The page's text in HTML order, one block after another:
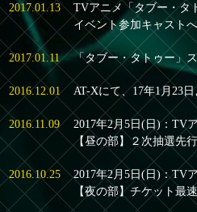
2017.01.13
TVアニメ「タブー・タ
イベント参加キャスト
2017.01.11 「タブー・タトゥー」
2016.12.01 AT-Xにて、17年1月23
2016.11.09
2017年2月5日(日)：
【昼の部】２次抽選先
2016.10.25
2017年2月5日(日)：TV
【夜の部】チケット最